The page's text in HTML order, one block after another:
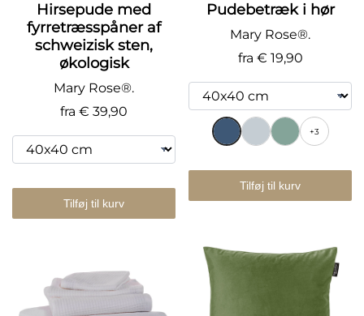
Hirsepude med
fyrretræsspåner af
schweizisk sten,
økologisk
Mary Rose®.
fra € 39,90
Tilføj til kurv
Pudebetræk i hør
Mary Rose®.
fra € 19,90
+3
Tilføj til kurv